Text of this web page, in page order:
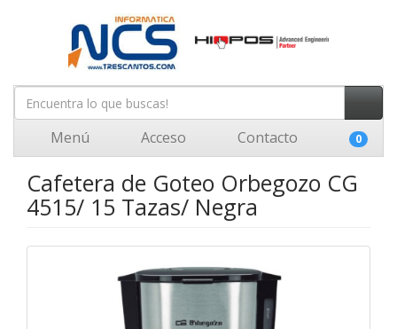
Menú Acceso Contacto 0
Cafetera de Goteo Orbegozo CG
4515/ 15 Tazas/ Negra